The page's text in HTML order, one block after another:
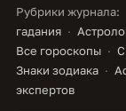
Рубрики журнала:
гадания
Все гороскопы
С
Знаки зодиака
экспертов